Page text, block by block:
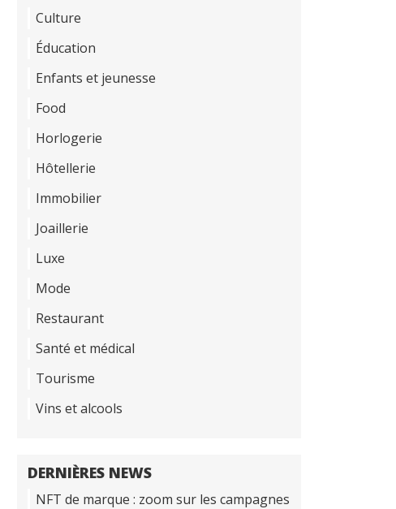
Culture
Éducation
Enfants et jeunesse
Food
Horlogerie
Hôtellerie
Immobilier
Joaillerie
Luxe
Mode
Restaurant
Santé et médical
Tourisme
Vins et alcools
DERNIÈRES NEWS
NFT de marque : zoom sur les campagnes